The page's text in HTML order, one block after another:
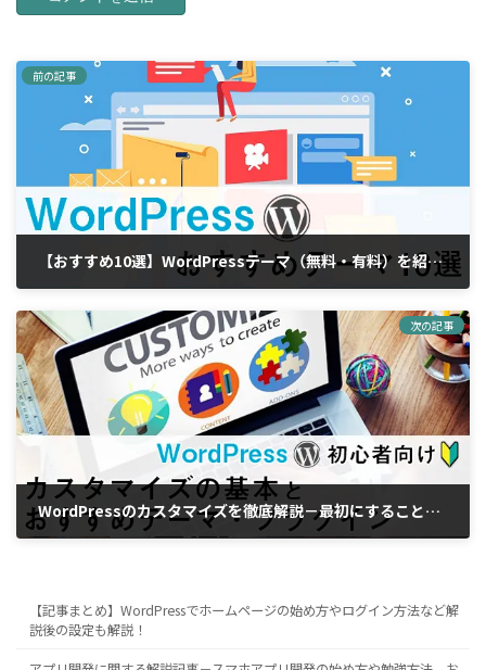
前の記事
【おすすめ10選】WordPressテーマ（無料・有料）を紹介－テーマを選ぶポイントも解説
次の記事
WordPressのカスタマイズを徹底解説－最初にすることとおすすめのテーマとプラグイン
【記事まとめ】WordPressでホームページの始め方やログイン方法など解
説後の設定も解説！